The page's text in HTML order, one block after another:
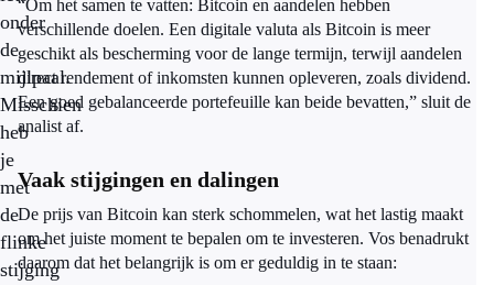
onder
de
mijlpaal.
Misschien
heb
je
met
de
flinke
stijging
“Om het samen te vatten: Bitcoin en aandelen hebben
verschillende doelen. Een digitale valuta als Bitcoin is meer
geschikt als bescherming voor de lange termijn, terwijl aandelen
direct rendement of inkomsten kunnen opleveren, zoals dividend.
Een goed gebalanceerde portefeuille kan beide bevatten,” sluit de
analist af.
Vaak stijgingen en dalingen
De prijs van Bitcoin kan sterk schommelen, wat het lastig maakt
om het juiste moment te bepalen om te investeren. Vos benadrukt
daarom dat het belangrijk is om er geduldig in te staan: